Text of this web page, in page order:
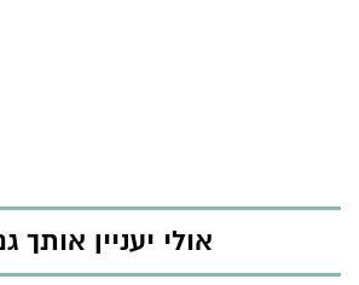
אולי יעניין אותך